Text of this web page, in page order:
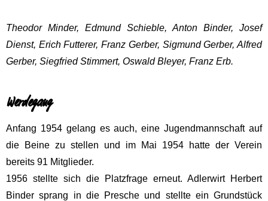
Theodor Minder, Edmund Schieble, Anton Binder, Josef
Dienst, Erich Futterer, Franz Gerber, Sigmund Gerber, Alfred
Gerber, Siegfried Stimmert, Oswald Bleyer, Franz Erb.
Werdegang
Anfang 1954 gelang es auch, eine Jugendmannschaft auf
die Beine zu stellen und im Mai 1954 hatte der Verein
bereits 91 Mitglieder.
1956 stellte sich die Platzfrage erneut. Adlerwirt Herbert
Binder sprang in die Presche und stellte ein Grundstück